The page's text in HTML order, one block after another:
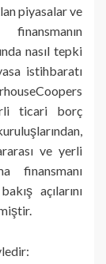
piyasalar ve
nasıl tepki
istihbaratı
ticari borç
ve yerli
finansmanı
açılarını